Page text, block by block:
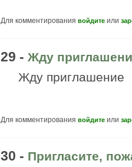
Для комментирования войдите или
29 - Жду
Жду приглашение
Для комментирования войдите или
30 - Пригласите,